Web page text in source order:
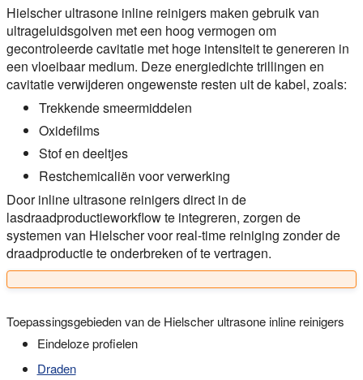
Hielscher ultrasone inline reinigers maken gebruik van
ultrageluidsgolven met een hoog vermogen om
gecontroleerde cavitatie met hoge intensiteit te genereren in
een vloeibaar medium. Deze energiedichte trillingen en
cavitatie verwijderen ongewenste resten uit de kabel, zoals:
Trekkende smeermiddelen
Oxidefilms
Stof en deeltjes
Restchemicaliën voor verwerking
Door inline ultrasone reinigers direct in de
lasdraadproductieworkflow te integreren, zorgen de
systemen van Hielscher voor real-time reiniging zonder de
draadproductie te onderbreken of te vertragen.
Toepassingsgebieden van de Hielscher ultrasone inline reinigers
Eindeloze profielen
Draden